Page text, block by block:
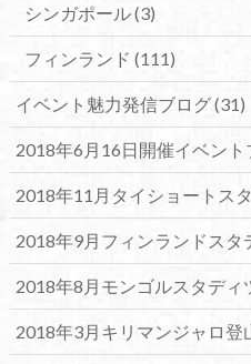
シンガポール(3)
フィンランド (111)
イベント魅力発信ブログ(31)
2018年6月16日開催イベント
2018年11月タイショートス
2018年9月フィンランドスタ
2018年8月モンゴルスタディ
2018年3月キリマンジャロ登